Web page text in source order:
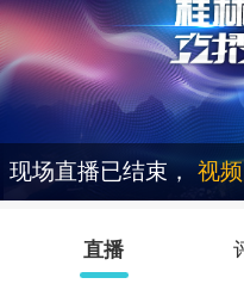
现场直播已结束， 视
直播